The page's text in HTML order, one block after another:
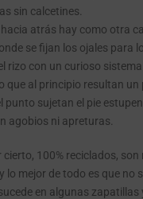
sin calcetines.
atrás hay como otra
se fijan los ojales para
rizo con un curioso
que al principio resultan un
punto sujetan el pie
agobios ni apreturas.
100% reciclados, son
lo mejor de todo es que no
en algunas zapatillas